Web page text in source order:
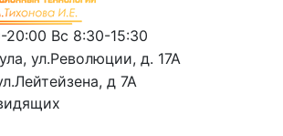
Вс 8:30-15:30
ул.Революции, д. 17А
д 7А